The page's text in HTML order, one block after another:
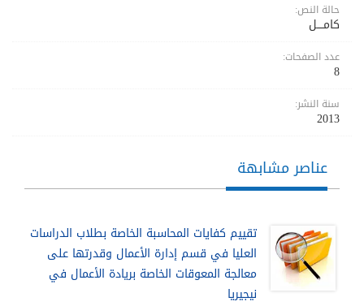
حالة النص:
كامــــل
عدد الصفحات:
8
سنة النشر:
2013
عناصر مشابهة
تقييم كفايات المحاسبة الخاصة بطلاب الدراسات
العليا في قسم إدارة الأعمال وقدرتها على
معالجة المعوقات الخاصة بريادة الأعمال في
نيجيريا